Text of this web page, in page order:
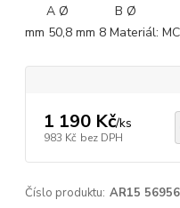
A Ø B Ø C
mm 50,8 mm 8 Materiál:
1 190 Kč/ks
983 Kč bez DPH
Číslo produktu: AR15